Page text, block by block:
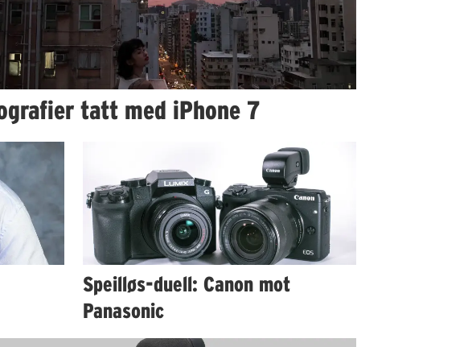
tatt med iPhone 7
Speilløs-duell: Canon mot
Panasonic